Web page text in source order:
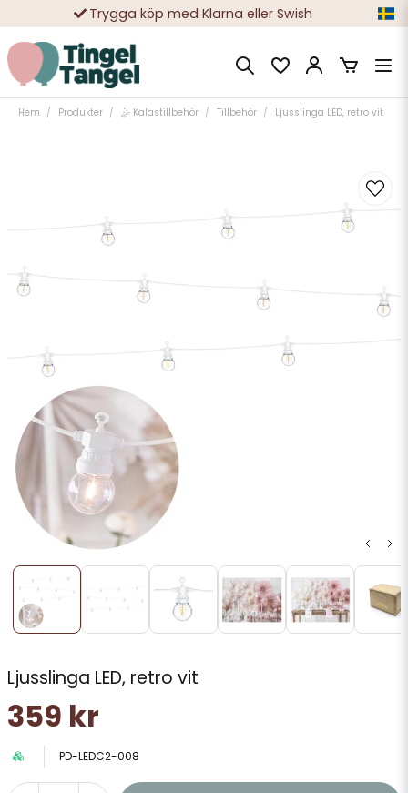
Trygga köp med Klarna eller Swish
10 000-tals nöjda kunder
Hem Produkter 🤹 Kalastillbehör Tillbehör Ljusslinga LED, retro vit
Ljusslinga LED, retro vit
359 kr
PD-LEDC2-008